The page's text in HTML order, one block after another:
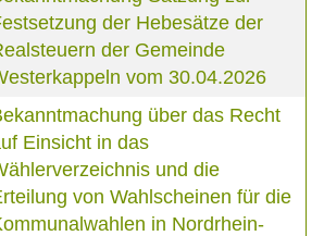
der Hebesätze der
der Gemeinde
vom 30.04.2026
über das Recht
Einsicht in das
und die
von Wahlscheinen für die
in Nordrhein-